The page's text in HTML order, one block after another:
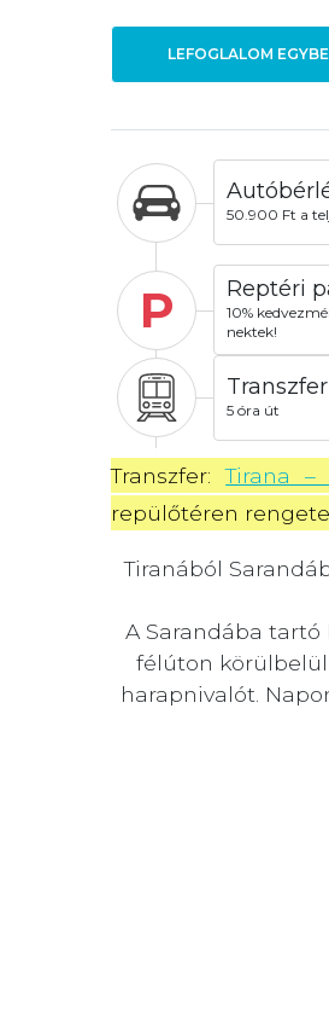
LEFOGLALOM
50.900 Ft a
P Reptéri
10%
nektek!
Transzfer
5 óra út
Transzfer: Tirana –
repülőtéren
Tiranából
A Sarandába
félúton körülbelül
harapnivalót.